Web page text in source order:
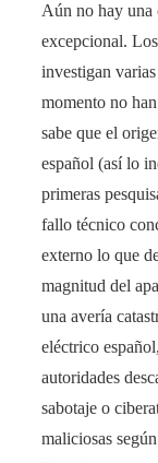
Aún no hay una
excepcional.
investigan
momento no
sabe que el
español (así lo
primeras
fallo técnico
externo lo que
magnitud del
una avería
eléctrico
autoridades
sabotaje o
maliciosas